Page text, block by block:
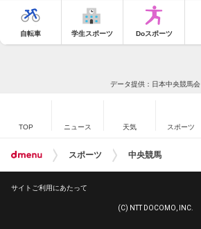
自転車 学生スポーツ Doスポーツ
データ提供：日本中央競馬会
TOP ニュース 天気 スポーツ
スポーツ 中央競馬
サイトご利用にあたって
(C) NTT DOCOMO, INC.